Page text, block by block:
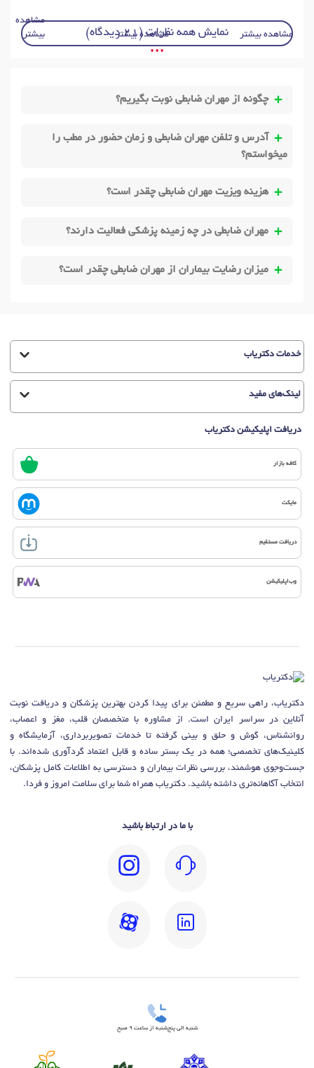
مشاهده بیشتر مشاهده بیشتر
مشاهده
بیشتر
نمایش همه نظرات (21 دیدگاه)
• • •
چگونه از مهران ضابطی نوبت بگیریم؟
آدرس و تلفن مهران ضابطی و زمان حضور در مطب را
میخواستم؟
هزینه ویزیت مهران ضابطی چقدر است؟
مهران ضابطی در چه زمینه پزشکی فعالیت دارند؟
میزان رضایت بیماران از مهران ضابطی چقدر است؟
خدمات دکتریاب
لینک‌های مفید
دریافت اپلیکیشن دکتریاب
کافه بازار
مایکت
دریافت مستقیم
وب‌اپلیکیشن
دکتریاب، راهی سریع و مطمئن برای پیدا کردن بهترین پزشکان و دریافت نوبت
آنلاین در سراسر ایران است. از مشاوره با متخصصان قلب، مغز و اعصاب،
روانشناس، گوش و حلق و بینی گرفته تا خدمات تصویربرداری، آزمایشگاه و
کلینیک‌های تخصصی؛ همه در یک بستر ساده و قابل اعتماد گردآوری شده‌اند. با
جست‌وجوی هوشمند، بررسی نظرات بیماران و دسترسی به اطلاعات کامل پزشکان،
انتخاب آگاهانه‌تری داشته باشید. دکتریاب همراه شما برای سلامت امروز و فردا.
با ما در ارتباط باشید
شنبه الی پنج‌شنبه از ساعت 9 صبح